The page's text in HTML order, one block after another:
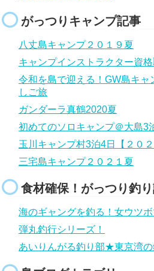
がっつりキャンプ記事
八丈島キャンプ２０１９夏
キャンプインストラクター資
令和を島で迎える！GW島キャ
しご旅
ガンダーラ真鶴2020夏
初めてのソロキャンプ＠大島3
玉川キャンプ村3泊4日【２０２
三宅島キャンプ２０２１夏
食材確保！がっつり釣
海のギャングを釣る！女ウツ
弾丸釣行シリーズ！
あいりんがる釣り部★東京湾の